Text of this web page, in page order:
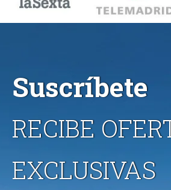
Suscríbete
RECIBE
EXCLUSIVAS